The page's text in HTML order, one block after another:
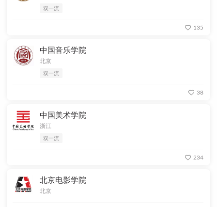
双一流
135
中国音乐学院
北京
双一流
38
中国美术学院
浙江
双一流
234
北京电影学院
北京